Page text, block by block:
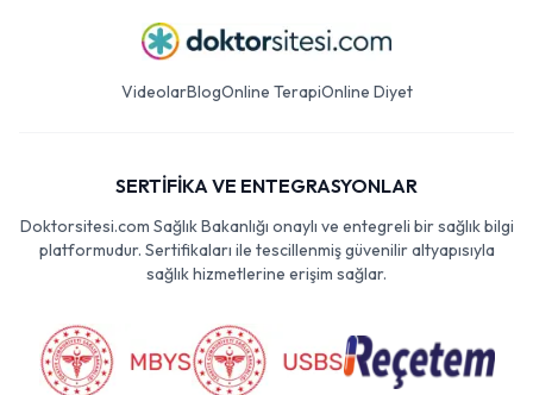
VideolarBlogOnline TerapiOnline Diyet
SERTİFİKA VE ENTEGRASYONLAR
Doktorsitesi.com Sağlık Bakanlığı onaylı ve entegreli bir sağlık bilgi
platformudur. Sertifikaları ile tescillenmiş güvenilir altyapısıyla
sağlık hizmetlerine erişim sağlar.